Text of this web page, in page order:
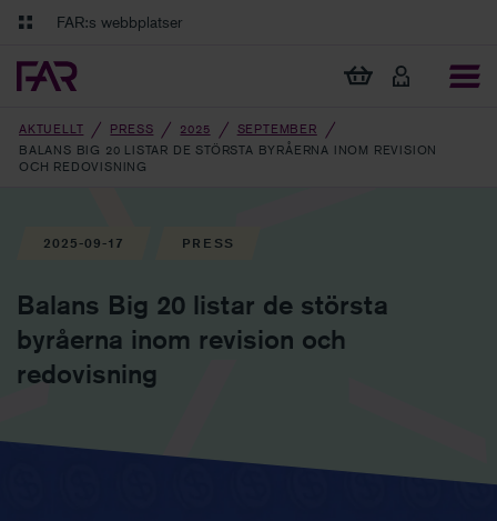
Gå till innehåll
Gå till navigation
Ekonomiska regler på ett och samma ställe
Debatt och fördjupning i branschens frågor
FAR:s webbplatser
Visa min varukorg
AKTUELLT PRESS 2025
SEPTEMBER
BALANS BIG 20 LISTAR DE STÖRSTA BYRÅERNA INOM REVISION
OCH REDOVISNING
2025-09-17 PRESS
Balans Big 20 listar de största
byråerna inom revision och
redovisning